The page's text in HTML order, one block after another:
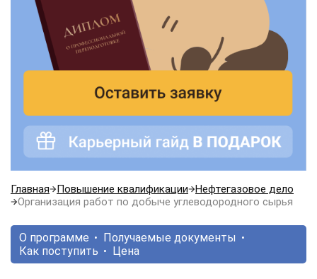
Главная Повышение квалификации
Нефтегазовое дело
Организация работ по добыче углеводородного сырья
О программе
Получаемые документы
Как поступить
Цена